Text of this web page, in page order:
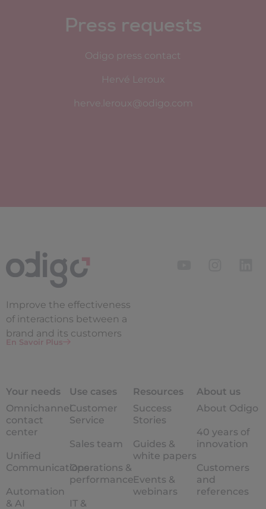
Press requests
Odigo press contact
Hervé Leroux
herve.leroux@odigo.com
Improve the effectiveness
of interactions between a
brand and its customers
En Savoir Plus
Your needs
Omnichannel
contact
center
Unified
Communications
Automation
& AI
Use cases
Customer
Service
Sales team
Operations &
performance
IT &
Resources
Success
Stories
Guides &
white papers
Events &
webinars
About us
About Odigo
40 years of
innovation
Customers
and
references